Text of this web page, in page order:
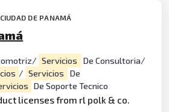
DE PANAMÁ
Servicios
De Consultoria/
/ Servicios
De
De Soporte Tecnico
licenses from rl polk & co.